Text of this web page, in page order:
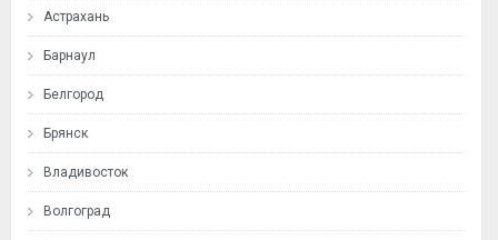
Астрахань
Барнаул
Белгород
Брянск
Владивосток
Волгоград